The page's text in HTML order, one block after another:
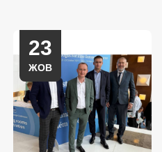
23
ЖОВ